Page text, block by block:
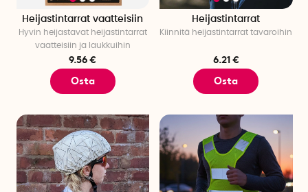
Heijastintarrat vaatteisiin
Hyvin heijastavat heijastintarrat
vaatteisiin ja laukkuihin
9.56 €
Osta
Heijastintarrat
Kiinnitä heijastintarrat tavaroihin
6.21 €
Osta